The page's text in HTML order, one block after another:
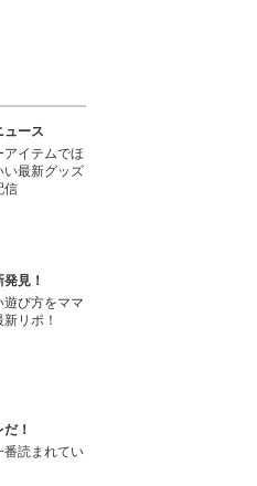
ュース
イテムでほ
い最新グッズ
信
見！
び方をママ
リポ！
！
番読まれてい